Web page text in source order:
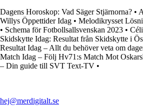
Dagens Horoskop: Vad Säger Stjärnorna? •
Willys Öppettider Idag • Melodikrysset
• Schema för Fotbollsallsvenskan 2023 •
Skidskytte Idag: Resultat från Skidskytte i
Resultat Idag – Allt du behöver veta om
Match Idag – Följ Hv71:s Match Mot
– Din guide till SVT Text-TV •
hej@merdigitalt.se